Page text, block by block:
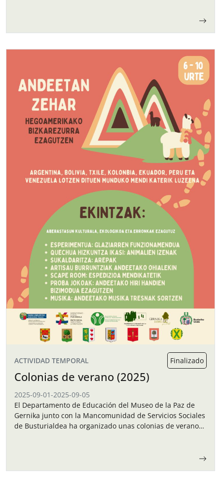
ACTIVIDAD TEMPORAL Finalizado
Colonias de verano (2025)
2025-09-01-2025-09-05
El Departamento de Educación del Museo de la Paz de
Gernika junto con la Mancomunidad de Servicios Sociales
de Busturialdea ha organizado unas colonias de verano